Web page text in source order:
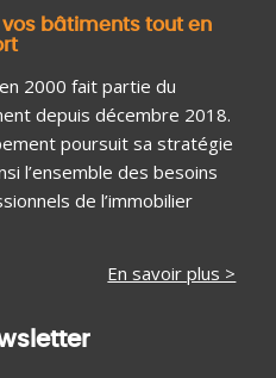
vos bâtiments tout en
2000 fait partie du
depuis décembre 2018.
poursuit sa stratégie
l’ensemble des besoins
de l’immobilier
En savoir plus >